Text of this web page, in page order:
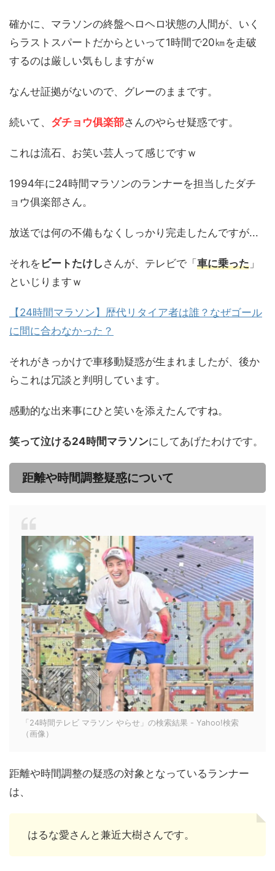
確かに、マラソンの終盤ヘロヘロ状態の人間が、いく
らラストスパートだからといって1時間で20㎞を走破
するのは厳しい気もしますがｗ
なんせ証拠がないので、グレーのままです。
続いて、 ダチョウ俱楽部さんのやらせ疑惑です。
これは流石、お笑い芸人って感じですｗ
1994年に24時間マラソンのランナーを担当したダチ
ョウ俱楽部さん。
放送では何の不備もなくしっかり完走したんですが...
それを ビートたけし さんが、テレビで「車に乗った 」
といじりますｗ
【24時間マラソン】歴代リタイア者は誰？なぜゴール
に間に合わなかった？
それがきっかけで車移動疑惑が生まれましたが、後か
らこれは冗談と判明しています。
感動的な出来事にひと笑いを添えたんですね。
笑って泣ける24時間マラソンにしてあげたわけです。
距離や時間調整疑惑について
「24時間テレビ マラソン やらせ」の検索結果 - Yahoo!検索
（画像）
距離や時間調整の疑惑の対象となっているランナー
は、
はるな愛さんと兼近大樹さんです。